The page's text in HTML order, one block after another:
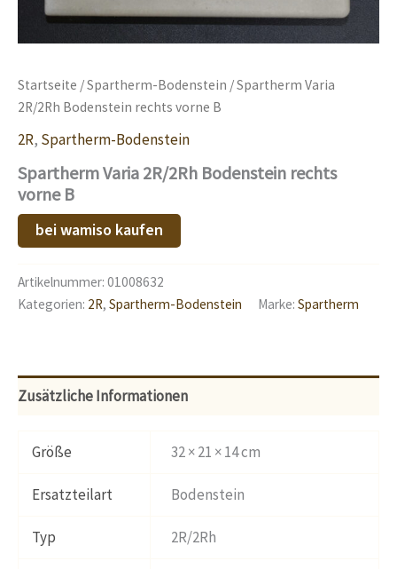
Startseite /Spartherm-Bodenstein / Spartherm Varia
2R/2Rh Bodenstein rechts vorne B
2R, Spartherm-Bodenstein
Spartherm Varia 2R/2Rh Bodenstein rechts
vorne B
bei wamiso kaufen
Artikelnummer: 01008632
Kategorien: 2R, Spartherm-Bodenstein Marke: Spartherm
Zusätzliche Informationen
Größe 32 × 21 × 14 cm
Ersatzteilart Bodenstein
Typ 2R/2Rh